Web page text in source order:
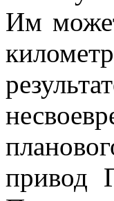
Им
привод